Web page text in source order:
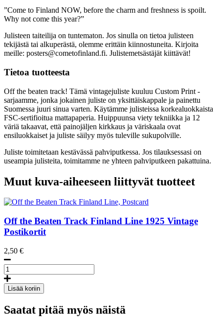
”Come to Finland NOW, before the charm and freshness is spoilt.
Why not come this year?”
Julisteen taiteilija on tuntematon. Jos sinulla on tietoa julisteen
tekijästä tai alkuperästä, olemme erittäin kiinnostuneita. Kirjoita
meille: posters@cometofinland.fi. Julistemetsästäjät kiittävät!
Tietoa tuotteesta
Off the beaten track! Tämä vintagejuliste kuuluu Custom Print -
sarjaamme, jonka jokainen juliste on yksittäiskappale ja painettu
Suomessa juuri sinua varten. Käytämme julisteissa korkealuokkaista
FSC-sertifioitua mattapaperia. Huippuunsa viety tekniikka ja 12
väriä takaavat, että painojäljen kirkkaus ja väriskaala ovat
ensiluokkaiset ja juliste säilyy myös tuleville sukupolville.
Juliste toimitetaan kestävässä pahviputkessa. Jos tilauksessasi on
useampia julisteita, toimitamme ne yhteen pahviputkeen pakattuina.
Muut kuva-aiheeseen liittyvät tuotteet
Off the Beaten Track Finland Line 1925 Vintage
Postikortit
2,50 €
Off
the
Beaten
Track
Line,
Lisää koriin
Saatat pitää myös näistä